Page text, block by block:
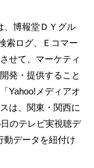
、博報堂ＤＹグル
索ログ、Ｅコマー
せて、マーケティ
発・提供すること
Yahoo!メディアオ
は、関東・関西に
のテレビ実視聴デ
動データを紐付け